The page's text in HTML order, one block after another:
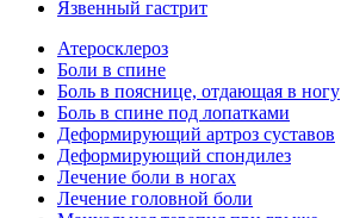
Язвенный гастрит
Атеросклероз
Боли в спине
Боль в пояснице, отдающая в ногу
Боль в спине под лопатками
Деформирующий артроз суставов
Деформирующий спондилез
Лечение боли в ногах
Лечение головной боли